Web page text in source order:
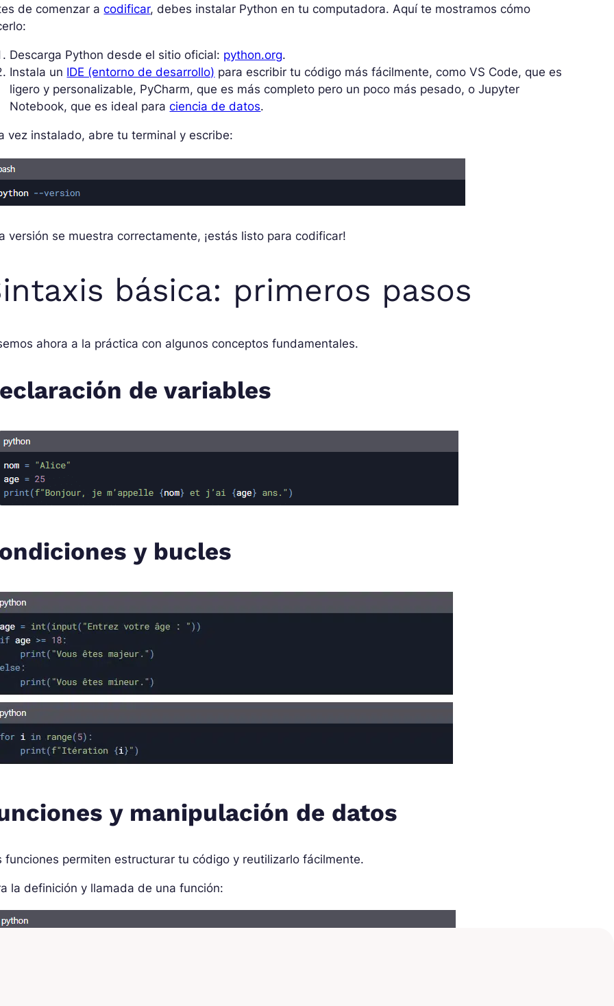
de comenzar acodificar, debes instalar Python en tu computadora. Aquí te mostramos cómo
Descarga Python desde el sitio oficial: python.org.
Instala un IDE (entorno de desarrollo) para escribir tu código más fácilmente, como VS Code, que es
ligero y personalizable, PyCharm, que es más completo pero un poco más pesado, o Jupyter
Notebook, que es ideal paraciencia de datos.
vez instalado, abre tu terminal y escribe:
versión se muestra correctamente, ¡estás listo para codificar!
básica: primeros pasos
ahora a la práctica con algunos conceptos fundamentales.
de variables
y bucles
y manipulación de datos
funciones permiten estructurar tu código y reutilizarlo fácilmente.
la definición y llamada de una función: